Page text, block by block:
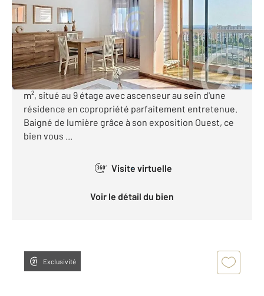
Appartement T3 à vendre
177 300 €
Salon-de-Provence, Century21 vous propose de
découvrir ce magnifique appartement 3 pièces de 78
m², situé au 9 étage avec ascenseur au sein d'une
résidence en copropriété parfaitement entretenue.
Baigné de lumière grâce à son exposition Ouest, ce
bien vous ...
360° Visite virtuelle
Voir le détail du bien
Exclusivité